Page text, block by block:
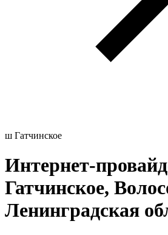
ш Гатчинское
Интернет-
Гатчинское,
Ленинградская